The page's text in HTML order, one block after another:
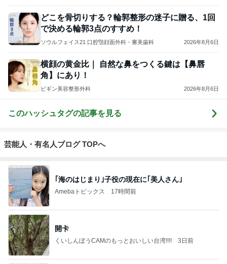
どこを骨切りする？輪郭整形の迷子に贈る、1回
で決める輪郭3点のすすめ！
ソウルフェイス21 口腔顎顔面外科・審美歯科 2026年8月6日
横顔の黄金比｜ 自然な鼻をつくる鍵は【鼻唇
角】にあり！
ビギン美容整形外科 2026年8月6日
このハッシュタグの記事を見る
芸能人・有名人ブログ TOPへ
｢海のはじまり｣子役の現在に｢美人さん｣
Amebaトピックス 17時間前
開卡
くいしんぼうCAMのもっとおいしい台湾!!!! 3日前